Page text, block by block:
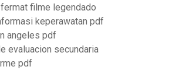
filme legendado
keperawatan pdf
angeles pdf
evaluacion secundaria
pdf